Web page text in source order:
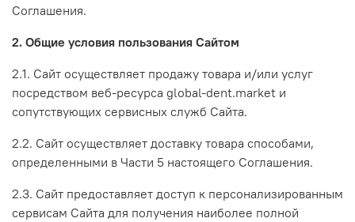
Соглашения.
2. Общие условия пользования Сайтом
2.1. Сайт осуществляет продажу товара и/или услуг
посредством веб-ресурса global-dent.market и
сопутствующих сервисных служб Сайта.
2.2. Сайт осуществляет доставку товара способами,
определенными в Части 5 настоящего Соглашения.
2.3. Сайт предоставляет доступ к персонализированным
сервисам Сайта для получения наиболее полной